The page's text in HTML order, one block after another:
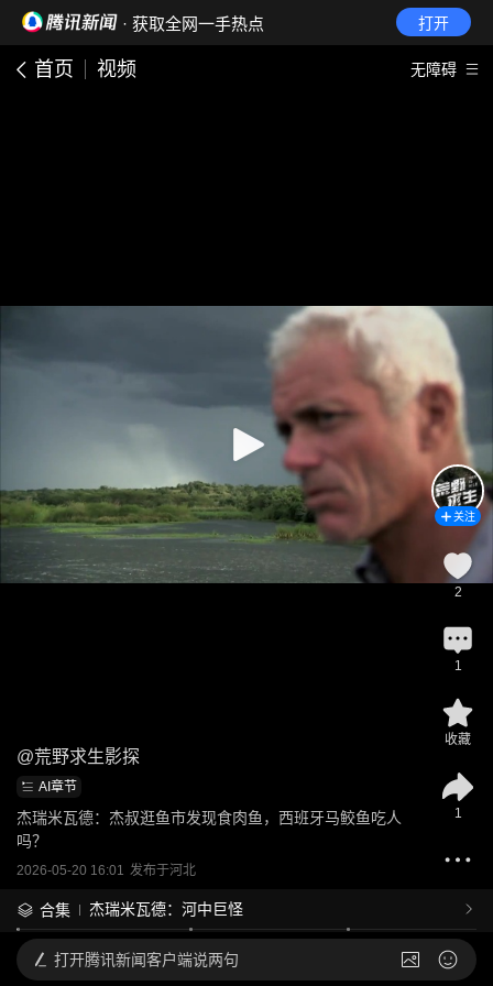
· 获取全网一手热点 打开
首页 视频 无障碍
@荒野求生影探
AI章节
杰瑞米瓦德：杰叔逛鱼市发现食肉鱼，西班牙马鲛鱼吃人
吗？
2026-05-20 16:01 发布于河北
合集 杰瑞米瓦德：河中巨怪
关注
2
1
收藏
1
打开腾讯新闻客户端说两句